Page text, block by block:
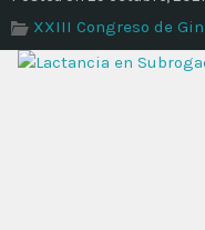
XXIII Congreso de